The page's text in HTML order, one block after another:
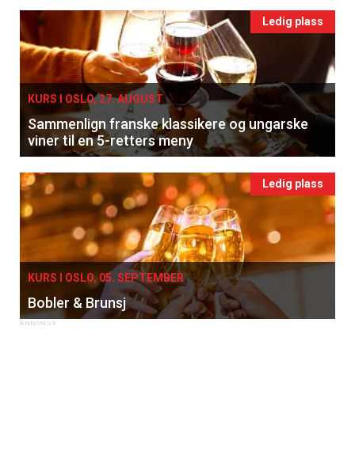
Ledig plass
KURS I OSLO, 27. AUGUST
Sammenlign franske klassikere og ungarske
viner til en 5-retters meny
Ledig plass
KURS I OSLO, 05. SEPTEMBER
Bobler & Brunsj